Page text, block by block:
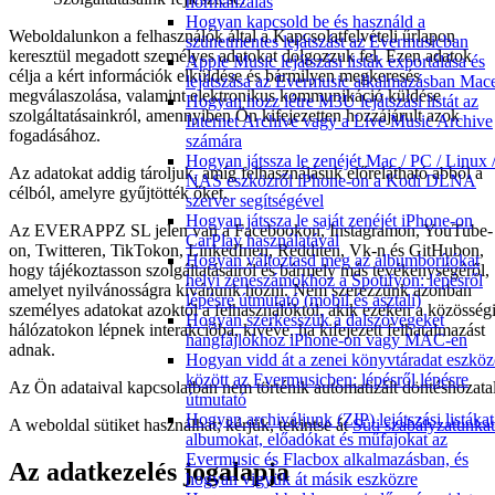
Hogyan kapcsold be és használd a
szünetmentes lejátszást az Evermusicban
Apple Music lejátszási listák exportálása és
lejátszása az Evermusic alkalmazásban
Hogyan hozz létre M3U lejátszási listát az
Internet Archive vagy a Live Music Archive
számára
Hogyan játssza le zenéjét Mac / PC / Linux /
NAS eszközről iPhone-on a Kodi DLNA
szerver segítségével
Hogyan játssza le saját zenéjét iPhone-on
CarPlay használatával
Hogyan változtasd meg az albumborítókat
helyi zeneszámokhoz a Spotifyon: lépésről
lépésre útmutató (mobil és asztali)
Hogyan szerkesszük a dalszövegeket
hangfájlokhoz iPhone-on vagy MAC-en
Hogyan vidd át a zenei könyvtáradat
között az Evermusicben: lépésről lépésre
útmutató
Hogyan archiváljunk (ZIP) lejátszási
albumokat, előadókat és műfajokat az
Evermusic és Flacbox alkalmazásban, és
hogyan vigyük át másik eszközre
Weboldalunkon a felhasználók által a Kapcsolatfelvételi űrlapon
keresztül megadott személyes adatokat dolgozzuk fel. Ezen adatok
célja a kért információk elküldése és bármilyen megkeresés
megválaszolása, valamint elektronikus kommunikáció küldése
szolgáltatásainkról, amennyiben Ön kifejezetten hozzájárult azok
fogadásához.
Az adatokat addig tároljuk, amíg felhasználásuk előrelátható abból a
célból, amelyre gyűjtötték őket.
Az EVERAPPZ SL jelen van a Facebookon, Instagramon, YouTube-
on, Twitteren, TikTokon, LinkedInen, Redditen, Vk-n és GitHubon,
hogy tájékoztasson szolgáltatásairól és bármely más tevékenységéről,
amelyet nyilvánosságra kívánunk hozni. Nem szerezzünk azonban
személyes adatokat azoktól a felhasználóktól, akik ezeken a közösségi
hálózatokon lépnek interakcióba, kivéve, ha kifejezett felhatalmazást
adnak.
Az Ön adataival kapcsolatban nem történik automatizált
A weboldal sütiket használhat; kérjük, tekintse átSüti szabályzatunkat
Az adatkezelés jogalapja